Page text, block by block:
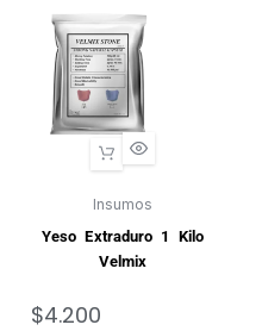
Insumos
Yeso Extraduro 1 Kilo
Velmix
$4.200